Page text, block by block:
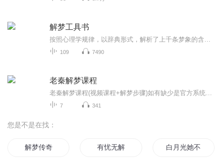
解梦工具书
109 7490
老秦解梦课程
7 341
您是不是在找：
解梦传奇 有忧无解 白月光她不解风情